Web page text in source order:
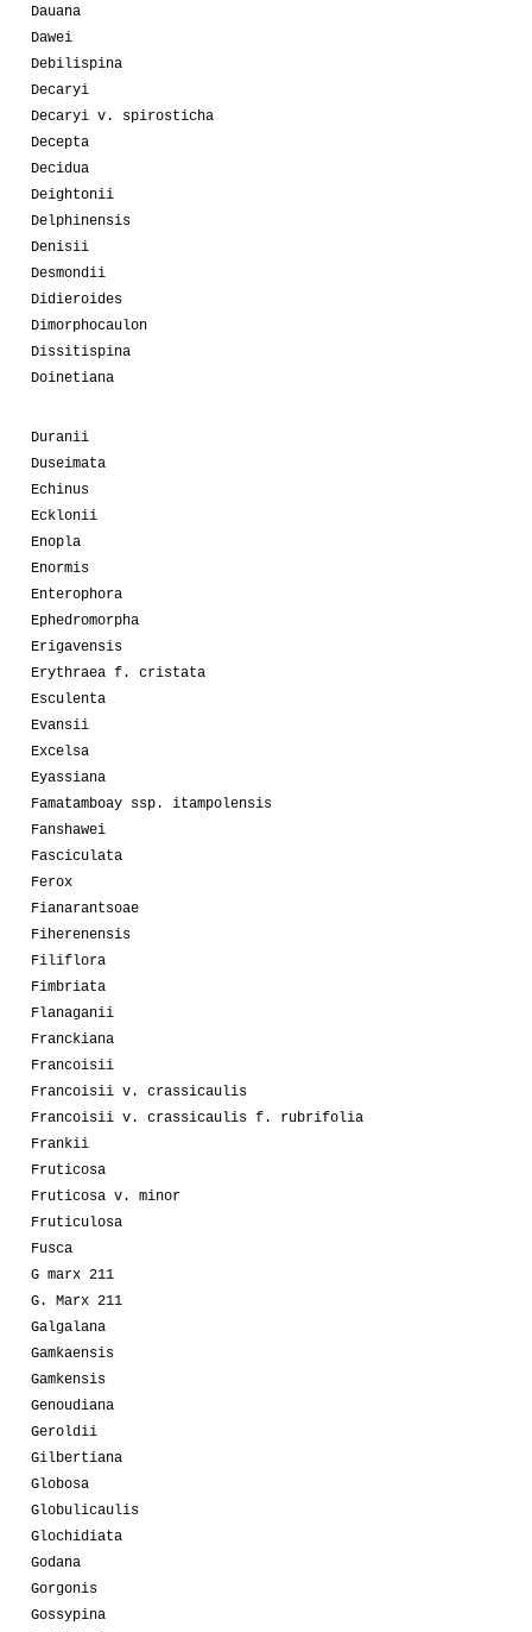
Dauana
Dawei
Debilispina
Decaryi
Decaryi v. spirosticha
Decepta
Decidua
Deightonii
Delphinensis
Denisii
Desmondii
Didieroides
Dimorphocaulon
Dissitispina
Doinetiana
Duranii
Duseimata
Echinus
Ecklonii
Enopla
Enormis
Enterophora
Ephedromorpha
Erigavensis
Erythraea f. cristata
Esculenta
Evansii
Excelsa
Eyassiana
Famatamboay ssp. itampolensis
Fanshawei
Fasciculata
Ferox
Fianarantsoae
Fiherenensis
Filiflora
Fimbriata
Flanaganii
Franckiana
Francoisii
Francoisii v. crassicaulis
Francoisii v. crassicaulis f. rubrifolia
Frankii
Fruticosa
Fruticosa v. minor
Fruticulosa
Fusca
G marx 211
G. Marx 211
Galgalana
Gamkaensis
Gamkensis
Genoudiana
Geroldii
Gilbertiana
Globosa
Globulicaulis
Glochidiata
Godana
Gorgonis
Gossypina